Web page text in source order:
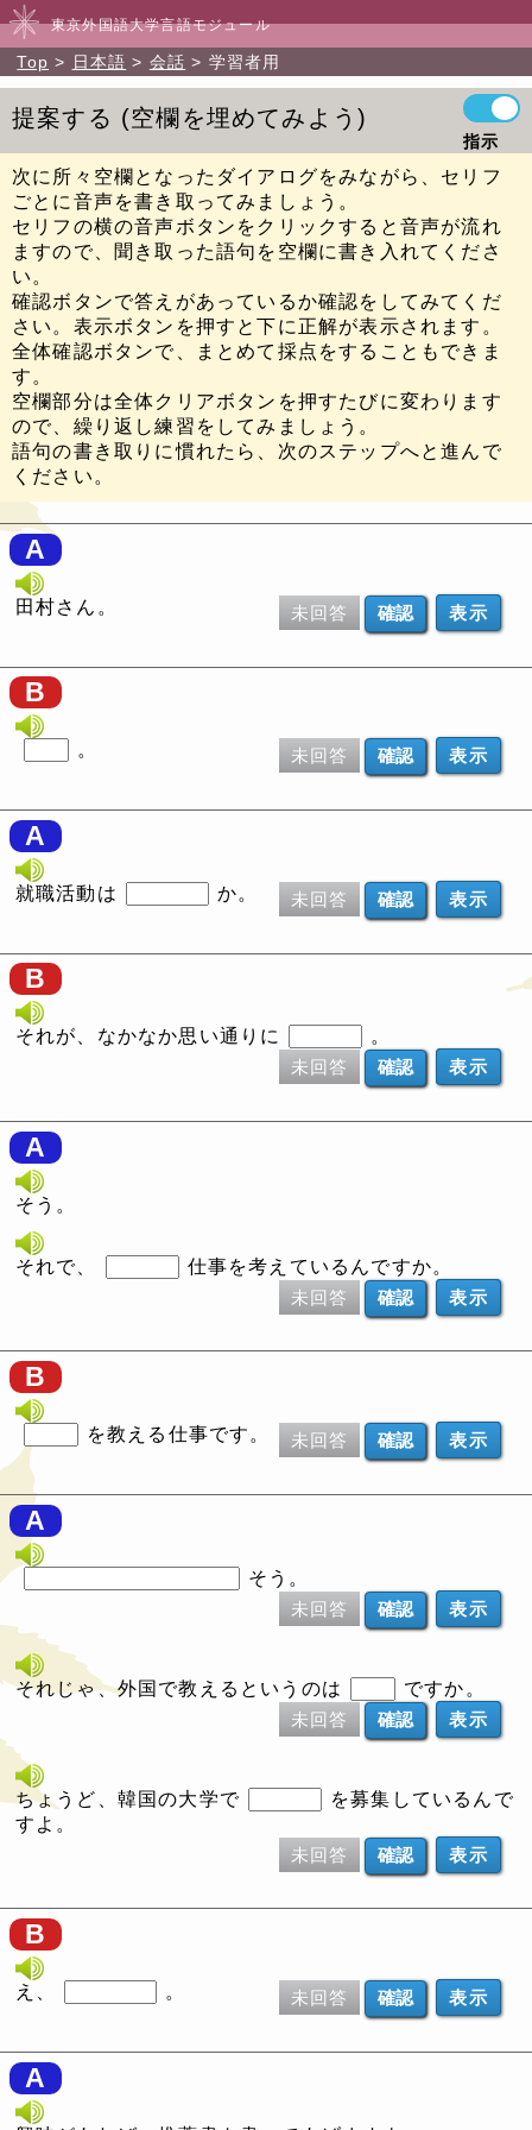
東京外国語大学言語モジュール
Top 日本語 会話 学習者用
提案する 空欄を埋めてみよう
指示
次に所々空欄となったダイアログをみながら、セリフ
ごとに音声を書き取ってみましょう。
セリフの横の音声ボタンをクリックすると音声が流れ
ますので、聞き取った語句を空欄に書き入れてくださ
い。
確認ボタンで答えがあっているか確認をしてみてくだ
さい。表示ボタンを押すと下に正解が表示されます。
全体確認ボタンで、まとめて採点をすることもできま
す。
空欄部分は全体クリアボタンを押すたびに変わります
ので、繰り返し練習をしてみましょう。
語句の書き取りに慣れたら、次のステップへと進んで
ください。
A
田村さん。 未回答 表示
B
。 未回答 表示
A
就職活動は か。 未回答 表示
B
それが、なかなか思い通りに
。
未回答
表示
A
そう。
それで、
仕事を考えているんですか。
未回答
表示
B
を教える仕事です。 未回答 表示
A
そう。
未回答
表示
それじゃ、外国で教えるというのは
ですか。
未回答
表示
ちょうど、韓国の大学で
を募集しているんで
すよ。
未回答
表示
B
え、 。 未回答 表示
A